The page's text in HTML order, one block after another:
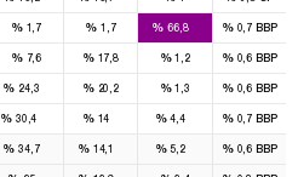
%1,7 % 1,7 % 66,8 %0,7BBP
%7,6 %17,8 %1,2 %0,6BBP
% 24,3 %20,2 %1,3 %0,6BBP
%30,4 %14 %4,4 %0,7BBP
% 34,7 %14,1 %5,2 %0,6BBP